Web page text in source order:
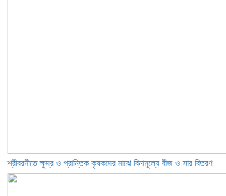
শ্রীবরদীতে ক্ষুদ্র ও প্রান্তিক কৃষকদের মাঝে বিনামূল্যে বীজ ও সার বিতরণ